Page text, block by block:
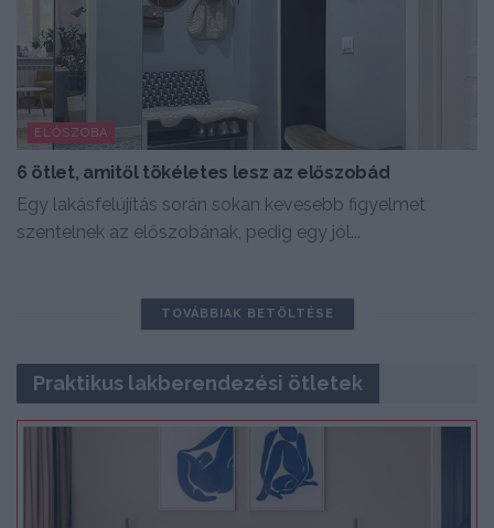
ELŐSZOBA
6 ötlet, amitől tökéletes lesz az előszobád
Egy lakásfelújítás során sokan kevesebb figyelmet
szentelnek az előszobának, pedig egy jól...
TOVÁBBIAK BETÖLTÉSE
Praktikus lakberendezési ötletek